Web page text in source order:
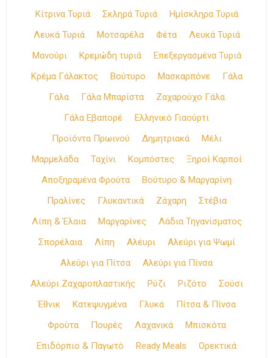
Κίτρινα Τυριά
Σκληρά Τυριά
Ημίσκληρα Τυριά
Λευκά Τυριά
Μοτσαρέλα Φέτα
Λευκά Τυριά
Μανούρι
Κρεμώδη τυριά
Επεξεργασμένα Τυριά
Κρέμα Γάλακτος
Βούτυρο Μασκαρπόνε
Γάλα
Γάλα
Γάλα Μπαρίστα
Ζαχαρούχο Γάλα
Γάλα Εβαπορέ
Ελληνικό Γιαούρτι
Προϊόντα Πρωινού
Δημητριακά
Μέλι
Μαρμελάδα
Ταχίνι Κομπόστες
Ξηροί Καρποί
Αποξηραμένα Φρούτα
Βούτυρο & Μαργαρίνη
Πραλίνες
Γλυκαντικά Ζάχαρη
Στέβια
Λίπη & Έλαια
Μαργαρίνες
Λάδια Τηγανίσματος
Σπορέλαια
Λίπη Αλέυρι
Αλεύρι για Ψωμί
Αλεύρι για Πίτσα
Αλεύρι για Πίνσα
Αλεύρι Ζαχαροπλαστικής
Ρύζι Ριζότο
Σούσι
Έθνικ
Κατεψυγμένα Γλυκά
Πίτσα & Πίνσα
Φρούτα
Πουρές Λαχανικά
Μπισκότα
Επιδόρπιο & Παγωτό
Ready Meals
Ορεκτικά